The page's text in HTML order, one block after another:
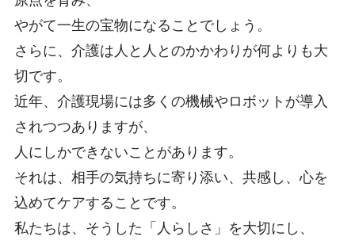
やがて一生の宝物になることでしょう。
さらに、介護は人と人とのかかわりが何よりも大
切です。
近年、介護現場には多くの機械やロボットが導入
されつつありますが、
人にしかできないことがあります。
それは、相手の気持ちに寄り添い、共感し、心を
込めてケアすることです。
私たちは、そうした「人らしさ」を大切にし、